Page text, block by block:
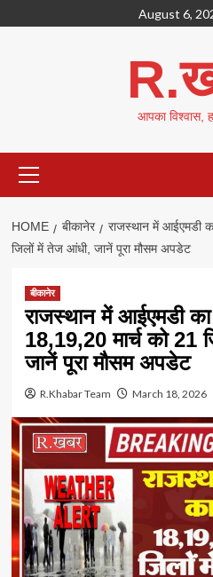
to
August 6,
आपका विश्वास,
Menu
HOME बीकानेर
राजस्थान में आईएमडी
जिलों में तेज आंधी, जानें पूरा मौसम अपडेट
बीकानेर
राजस्थान में आईएमडी
18,19,20 मार्च को 21
जानें पूरा मौसम अपडेट
R.Khabar Team March 18, 2026